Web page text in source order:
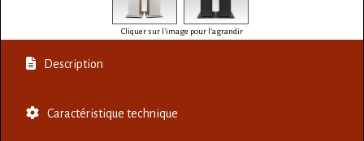
Cliquer sur l'image pour l'agrandir
Description
Caractéristique technique